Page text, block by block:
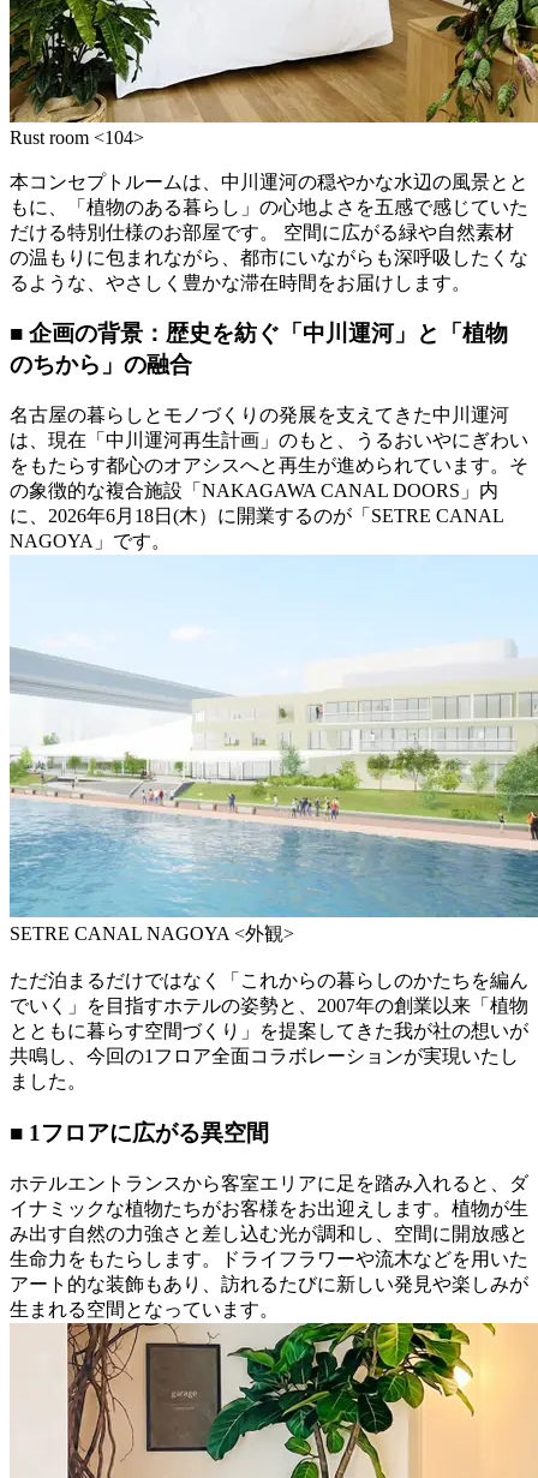
Rust room <104>
本コンセプトルームは、中川運河の穏やかな水辺の風景とと
もに、「植物のある暮らし」の心地よさを五感で感じていた
だける特別仕様のお部屋です。 空間に広がる緑や自然素材
の温もりに包まれながら、都市にいながらも深呼吸したくな
るような、やさしく豊かな滞在時間をお届けします。
■ 企画の背景：歴史を紡ぐ「中川運河」と「植物
のちから」の融合
名古屋の暮らしとモノづくりの発展を支えてきた中川運河
は、現在「中川運河再生計画」のもと、うるおいやにぎわい
をもたらす都心のオアシスへと再生が進められています。そ
の象徴的な複合施設「NAKAGAWA CANAL DOORS」内
に、2026年6月18日(木）に開業するのが「SETRE CANAL
NAGOYA」です。
SETRE CANAL NAGOYA <外観>
ただ泊まるだけではなく「これからの暮らしのかたちを編ん
でいく」を目指すホテルの姿勢と、2007年の創業以来「植物
とともに暮らす空間づくり」を提案してきた我が社の想いが
共鳴し、今回の1フロア全面コラボレーションが実現いたし
ました。
■ 1フロアに広がる異空間
ホテルエントランスから客室エリアに足を踏み入れると、ダ
イナミックな植物たちがお客様をお出迎えします。植物が生
み出す自然の力強さと差し込む光が調和し、空間に開放感と
生命力をもたらします。ドライフラワーや流木などを用いた
アート的な装飾もあり、訪れるたびに新しい発見や楽しみが
生まれる空間となっています。